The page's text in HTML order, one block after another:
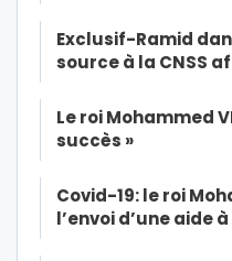
Exclusif-Ramid
source à la CNSS
Le roi Mohammed
succès »
Covid-19: le roi
l’envoi d’une aide à